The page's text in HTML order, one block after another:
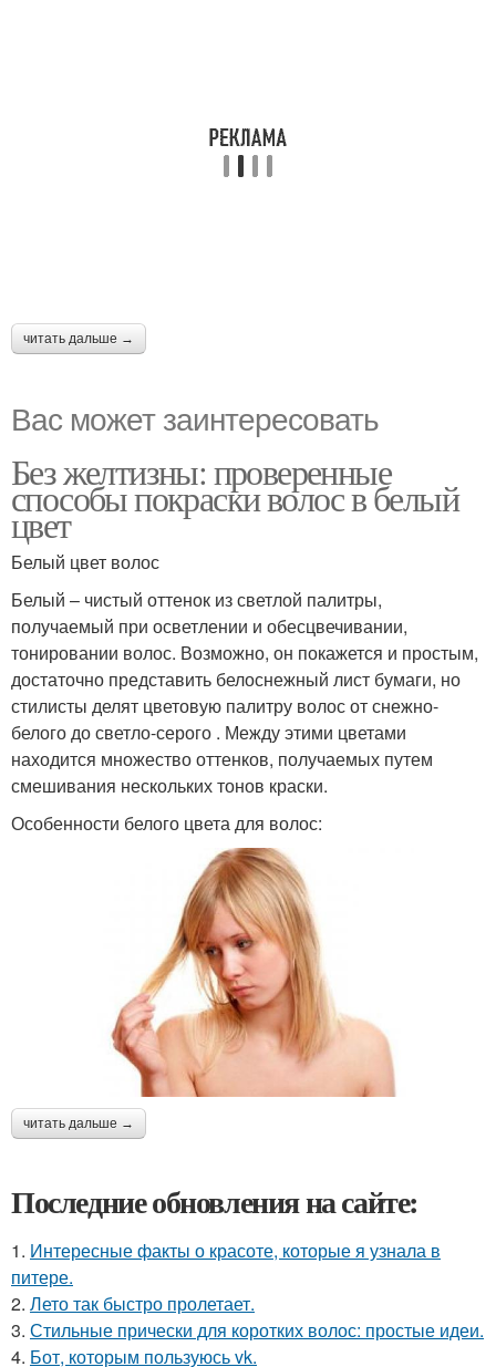
читать дальше →
Вас может заинтересовать
Без желтизны: проверенные
способы покраски волос в белый
цвет
Белый цвет волос
Белый – чистый оттенок из светлой палитры,
получаемый при осветлении и обесцвечивании,
тонировании волос. Возможно, он покажется и простым,
достаточно представить белоснежный лист бумаги, но
стилисты делят цветовую палитру волос от снежно-
белого до светло-серого . Между этими цветами
находится множество оттенков, получаемых путем
смешивания нескольких тонов краски.
Особенности белого цвета для волос:
читать дальше →
Последние обновления на сайте:
1. Интересные факты о красоте, которые я узнала в
питере.
2. Лето так быстро пролетает.
3. Стильные прически для коротких волос: простые идеи.
4. Бот, которым пользуюсь vk.